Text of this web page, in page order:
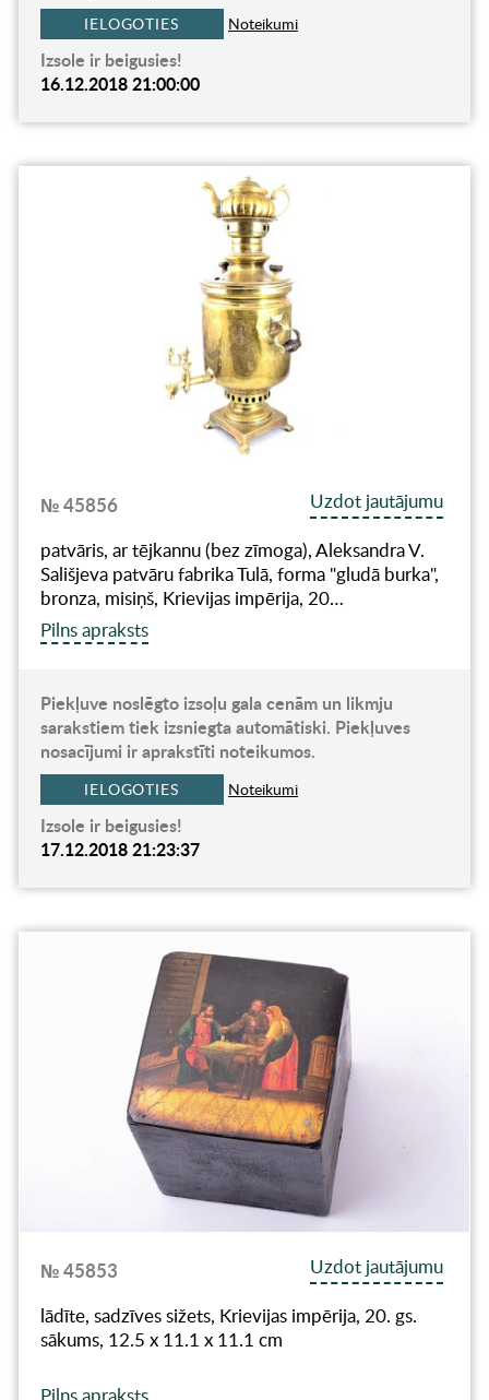
IELOGOTIES Noteikumi
Izsole ir beigusies!
16.12.2018 21:00:00
№ 45856
Uzdot jautājumu
patvāris, ar tējkannu (bez zīmoga), Aleksandra V.
Sališjeva patvāru fabrika Tulā, forma "gludā burka",
bronza, misiņš, Krievijas impērija, 20…
Pilns apraksts
Piekļuve noslēgto izsoļu gala cenām un likmju
sarakstiem tiek izsniegta automātiski. Piekļuves
nosacījumi ir aprakstīti noteikumos.
IELOGOTIES Noteikumi
Izsole ir beigusies!
17.12.2018 21:23:37
№ 45853
Uzdot jautājumu
lādīte, sadzīves sižets, Krievijas impērija, 20. gs.
sākums, 12.5 x 11.1 x 11.1 cm